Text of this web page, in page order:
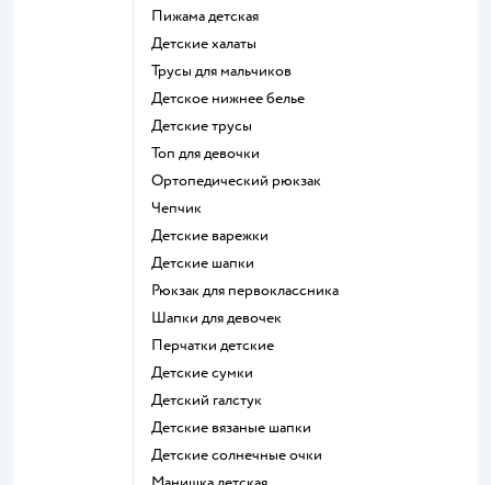
Пижама детская
Детские халаты
Трусы для мальчиков
Детское нижнее белье
Детские трусы
Топ для девочки
Ортопедический рюкзак
Чепчик
Детские варежки
Детские шапки
Рюкзак для первоклассника
Шапки для девочек
Перчатки детские
Детские сумки
Детский галстук
Детские вязаные шапки
Детские солнечные очки